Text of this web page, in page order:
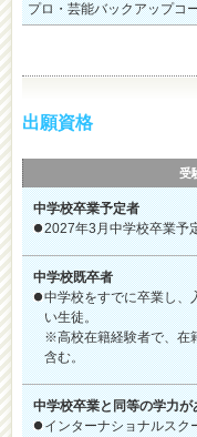
プロ・芸能バックアップコ
出願資格
受
中学校卒業予定者
2027年3月中学校卒業予
中学校既卒者
中学校をすでに卒業し、
い生徒。
※高校在籍経験者で、在
含む。
中学校卒業と同等の学力
インターナショナルスク